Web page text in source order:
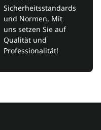
Sicherheitsstandards
und Normen. Mit
uns setzen Sie auf
Qualität und
Professionalität!